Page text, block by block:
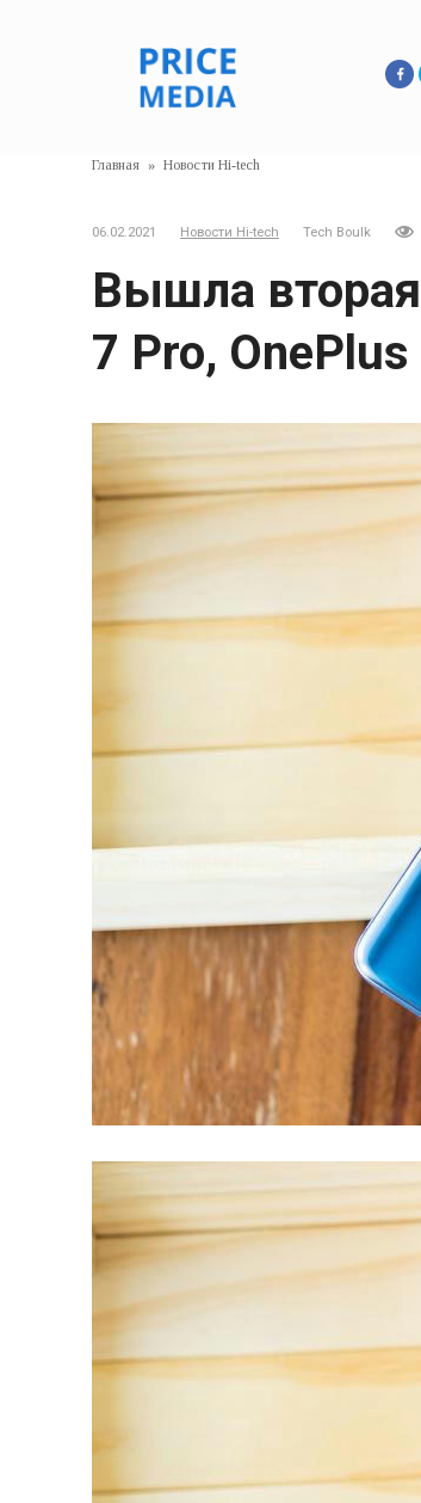
Главная » Новости Hi-tech
06.02.2021 Новости Hi-tech Tech Boulk
Вышла вторая
7 Pro,